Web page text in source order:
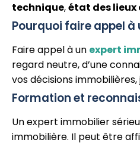
technique,état des
Pourquoi faire appel
Faire appel à un expert
regard neutre, d’une
vos décisions
Formation et
Un expert immobilier
immobilière. Il peut être